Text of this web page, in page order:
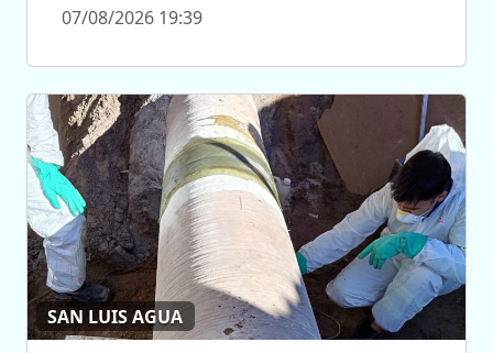
07/08/2026 19:39
SAN LUIS AGUA